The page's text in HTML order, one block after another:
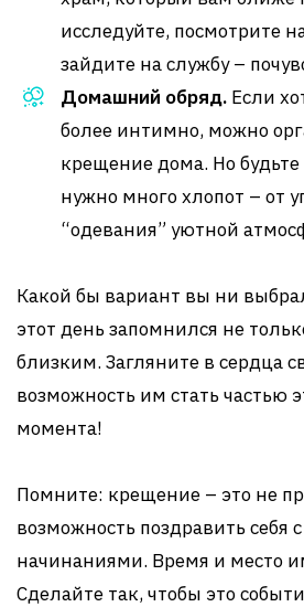
исследуйте, посмотрите
зайдите на службу –
Домашний обряд. Если
более интимно, можно
крещение дома. Но будьте
нужно много хлопот – от
“одевания” уютной
Какой бы вариант вы ни
этот день запомнился не
близким. Загляните в сердца
возможность им стать частью
момента!
Помните: крещение – это не
возможность поздравить себя
начинаниями. Время и место
Сделайте так, чтобы это